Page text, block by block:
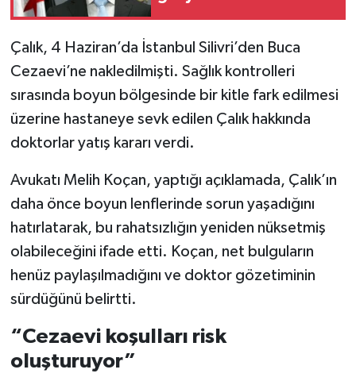
Çalık, 4 Haziran’da İstanbul Silivri’den Buca
Cezaevi’ne nakledilmişti. Sağlık kontrolleri
sırasında boyun bölgesinde bir kitle fark edilmesi
üzerine hastaneye sevk edilen Çalık hakkında
doktorlar yatış kararı verdi.
Avukatı Melih Koçan, yaptığı açıklamada, Çalık’ın
daha önce boyun lenflerinde sorun yaşadığını
hatırlatarak, bu rahatsızlığın yeniden nüksetmiş
olabileceğini ifade etti. Koçan, net bulguların
henüz paylaşılmadığını ve doktor gözetiminin
sürdüğünü belirtti.
“Cezaevi koşulları risk
oluşturuyor”